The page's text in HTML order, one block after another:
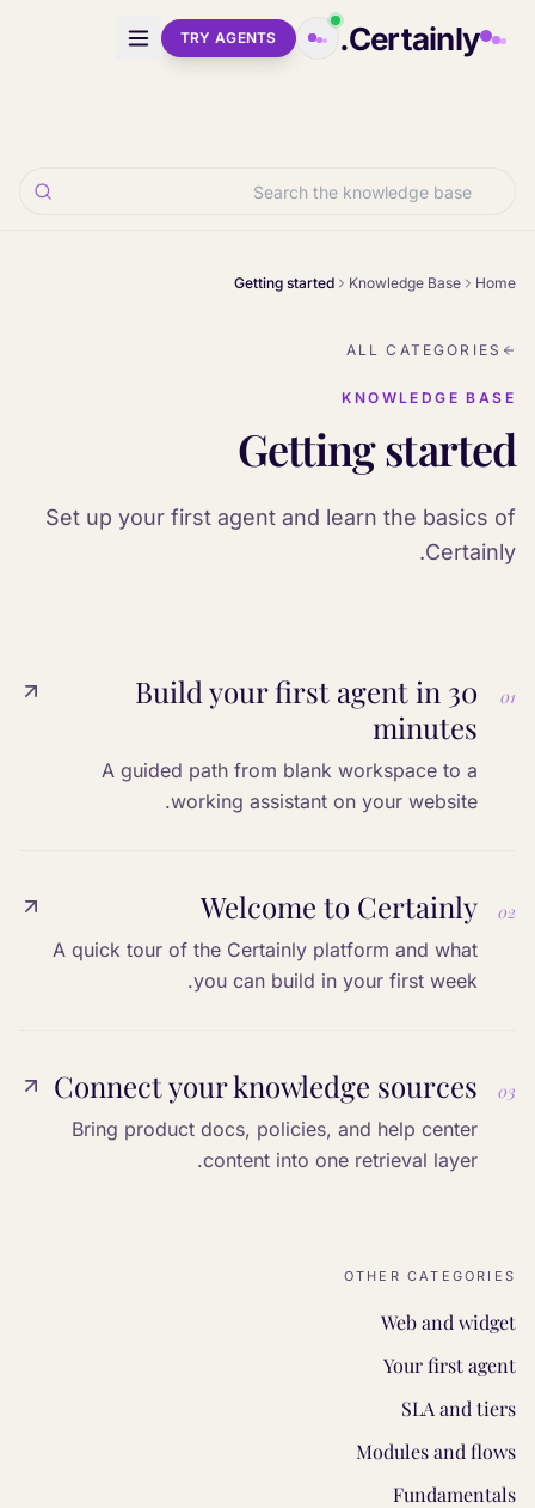
Certainly.
TRY AGENTS
Home
Knowledge Base
Getting started
ALL CATEGORIES
KNOWLEDGE BASE
Getting started
Set up your first agent and learn the basics of
Certainly.
01
Build your first agent in 30
minutes
A guided path from blank workspace to a
working assistant on your website.
02
Welcome to Certainly
A quick tour of the Certainly platform and what
you can build in your first week.
03
Connect your knowledge sources
Bring product docs, policies, and help center
content into one retrieval layer.
OTHER CATEGORIES
Web and widget
Your first agent
SLA and tiers
Modules and flows
Fundamentals